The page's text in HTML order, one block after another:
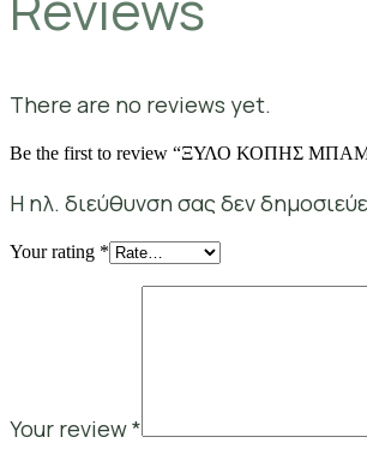
There are no reviews yet.
Be the first to review “ΞΥΛΟ ΚΟΠΗΣ
Η ηλ. διεύθυνση σας δεν
Your rating *
Your review*